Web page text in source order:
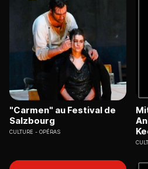
"Carmen" au Festival de
Salzbourg
CULTURE OPÉRAS